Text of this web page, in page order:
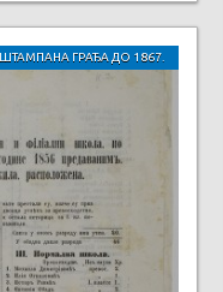
ГРАЂА ДО 1867.